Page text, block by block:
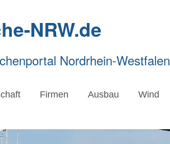
NRW.de
Nordrhein-Westfalen
Firmen Ausbau Wind